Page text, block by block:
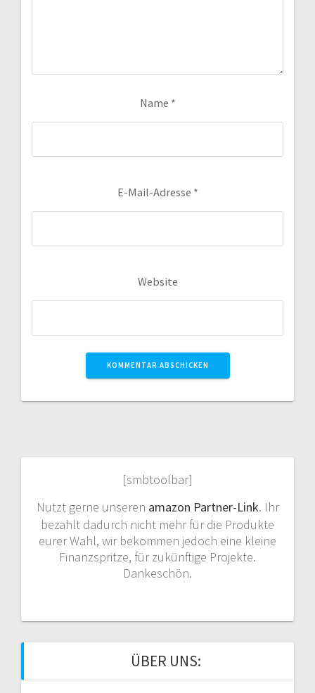
Name *
E-Mail-Adresse *
Website
[smbtoolbar]
Nutzt gerne unseren amazon Partner-Link. Ihr
bezahlt dadurch nicht mehr für die Produkte
eurer Wahl, wir bekommen jedoch eine kleine
Finanzspritze, für zukünftige Projekte.
Dankeschön.
ÜBER UNS: